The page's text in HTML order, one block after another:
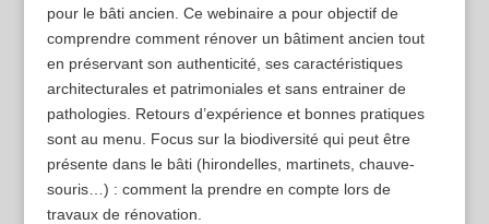
pour le bâti ancien. Ce webinaire a pour objectif de
comprendre comment rénover un bâtiment ancien tout
en préservant son authenticité, ses caractéristiques
architecturales et patrimoniales et sans entrainer de
pathologies. Retours d’expérience et bonnes pratiques
sont au menu. Focus sur la biodiversité qui peut être
présente dans le bâti (hirondelles, martinets, chauve-
souris…) : comment la prendre en compte lors de
travaux de rénovation.